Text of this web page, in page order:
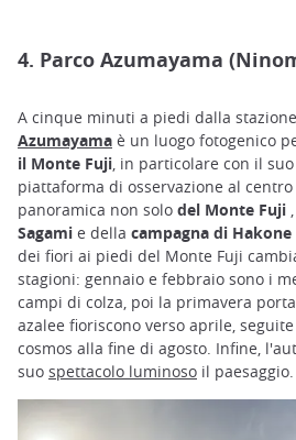
4. Parco Azumayama
A cinque minuti a piedi dalla
Azumayama è un luogo fotogenico
il Monte Fuji, in particolare con il
piattaforma di osservazione al
panoramica non solo del Monte Fuji
Sagami e della campagna di
dei fiori ai piedi del Monte Fuji
stagioni: gennaio e febbraio sono i
campi di colza, poi la primavera
azalee fioriscono verso aprile,
cosmos alla fine di agosto. Infine,
suo spettacolo luminoso il paesaggio.